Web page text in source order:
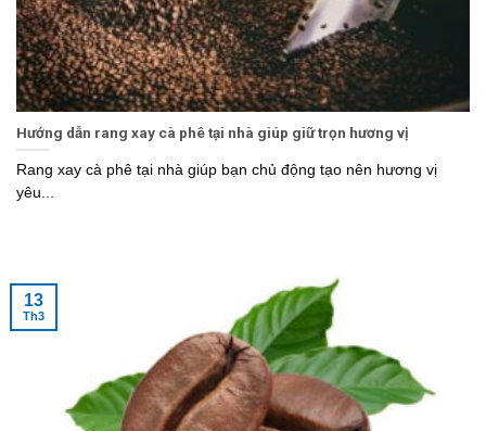
Hướng dẫn rang xay cà phê tại nhà giúp giữ trọn hương vị
Rang xay cà phê tại nhà giúp bạn chủ động tạo nên hương vị
yêu...
13
Th3